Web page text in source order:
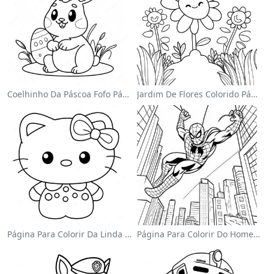
Coelhinho Da Páscoa Fofo Página Para Colorir Jardim De Flores Colorido Página Para Colorir
Página Para Colorir Da Linda Hello Kitty Com Laço Página Para Colorir Do Homem-Aranha Balançando Pela Cidade